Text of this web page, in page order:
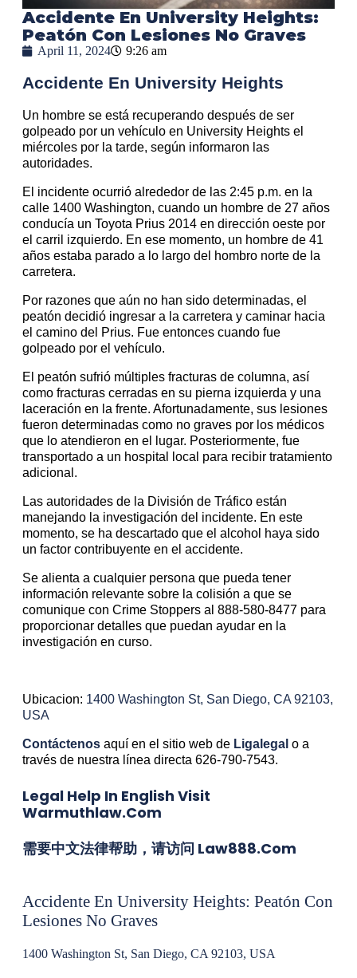
Accidente En University Heights:
Peatón Con Lesiones No Graves
April 11, 2024 9:26 am
Accidente En University Heights
Un hombre se está recuperando después de ser
golpeado por un vehículo en University Heights el
miércoles por la tarde, según informaron las
autoridades.
El incidente ocurrió alrededor de las 2:45 p.m. en la
calle 1400 Washington, cuando un hombre de 27 años
conducía un Toyota Prius 2014 en dirección oeste por
el carril izquierdo. En ese momento, un hombre de 41
años estaba parado a lo largo del hombro norte de la
carretera.
Por razones que aún no han sido determinadas, el
peatón decidió ingresar a la carretera y caminar hacia
el camino del Prius. Fue entonces cuando fue
golpeado por el vehículo.
El peatón sufrió múltiples fracturas de columna, así
como fracturas cerradas en su pierna izquierda y una
laceración en la frente. Afortunadamente, sus lesiones
fueron determinadas como no graves por los médicos
que lo atendieron en el lugar. Posteriormente, fue
transportado a un hospital local para recibir tratamiento
adicional.
Las autoridades de la División de Tráfico están
manejando la investigación del incidente. En este
momento, se ha descartado que el alcohol haya sido
un factor contribuyente en el accidente.
Se alienta a cualquier persona que pueda tener
información relevante sobre la colisión a que se
comunique con Crime Stoppers al 888-580-8477 para
proporcionar detalles que puedan ayudar en la
investigación en curso.
Ubicacion: 1400 Washington St, San Diego, CA 92103,
USA
Contáctenos aquí en el sitio web de Ligalegal o a
través de nuestra línea directa 626-790-7543.
Legal Help In English Visit
Warmuthlaw.com
需要中文法律帮助，请访问 Law888.com
Accidente En University Heights: Peatón Con
Lesiones No Graves
1400 Washington St, San Diego, CA 92103, USA